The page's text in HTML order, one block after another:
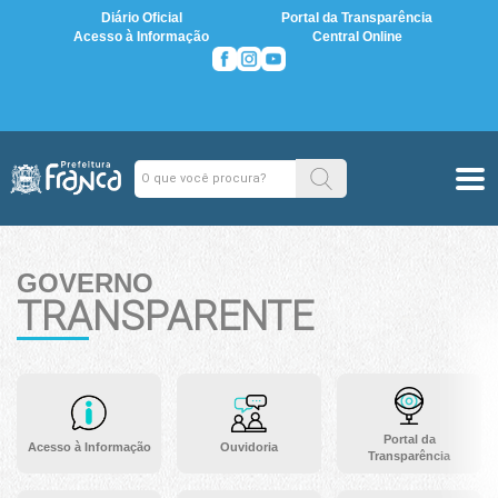
Diário Oficial
Portal da Transparência
Acesso à Informação
Central Online
GOVERNO
TRANSPARENTE
Acesso à Informação Ouvidoria
Portal da
Transparência